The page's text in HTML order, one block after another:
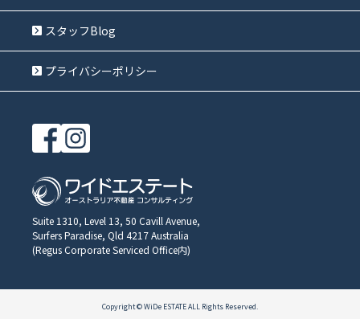
スタッフBlog
プライバシーポリシー
Suite 1310, Level 13, 50 Cavill Avenue,
Surfers Paradise, Qld 4217 Australia
(Regus Corporate Serviced Office内)
Copyright © WiDe ESTATE ALL Rights Reserved.